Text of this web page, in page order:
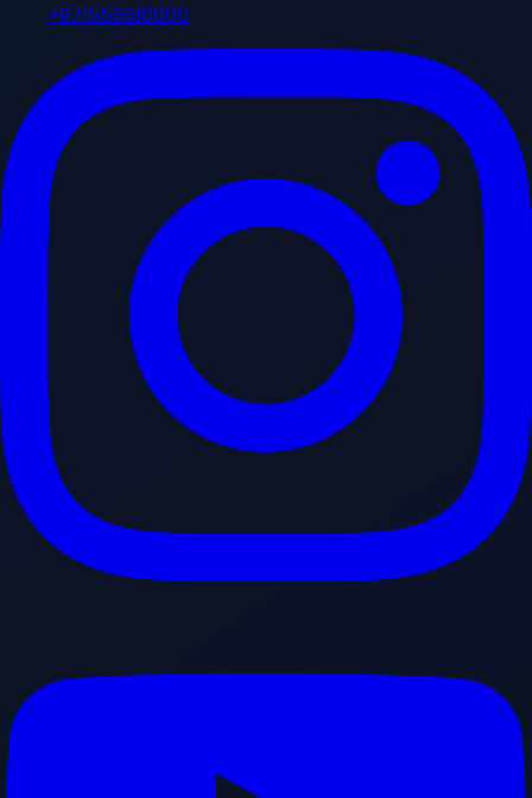
+971556610000